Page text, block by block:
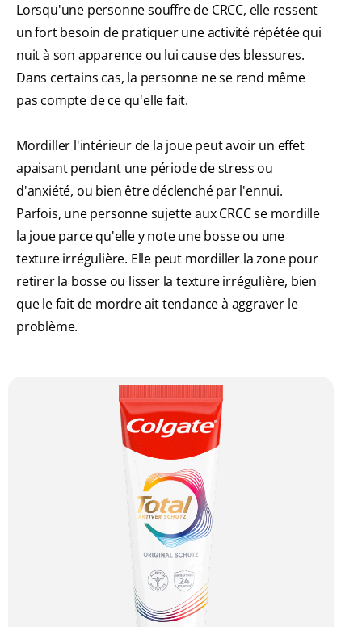
Lorsqu'une personne souffre de CRCC, elle ressent
un fort besoin de pratiquer une activité répétée qui
nuit à son apparence ou lui cause des blessures.
Dans certains cas, la personne ne se rend même
pas compte de ce qu'elle fait.
Mordiller l'intérieur de la joue peut avoir un effet
apaisant pendant une période de stress ou
d'anxiété, ou bien être déclenché par l'ennui.
Parfois, une personne sujette aux CRCC se mordille
la joue parce qu'elle y note une bosse ou une
texture irrégulière. Elle peut mordiller la zone pour
retirer la bosse ou lisser la texture irrégulière, bien
que le fait de mordre ait tendance à aggraver le
problème.